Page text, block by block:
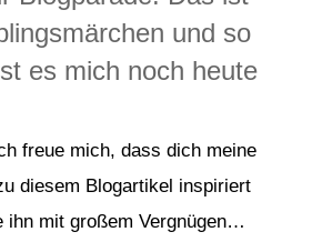
und so
es mich noch heute
freue mich, dass dich meine
diesem Blogartikel inspiriert
ihn mit großem Vergnügen…